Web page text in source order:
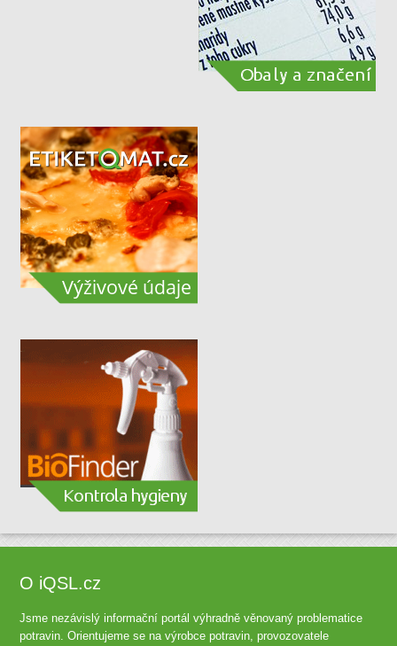
O iQSL.cz
Jsme nezávislý informační portál výhradně věnovaný problematice
potravin. Orientujeme se na výrobce potravin, provozovatele